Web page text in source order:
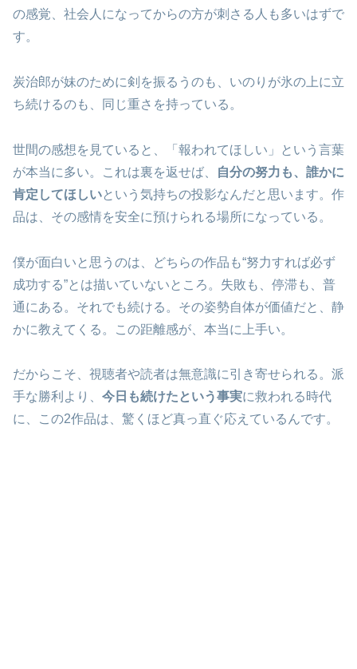
の感覚、社会人になってからの方が刺さる人も多いはずで
す。
炭治郎が妹のために剣を振るうのも、いのりが氷の上に立
ち続けるのも、同じ重さを持っている。
世間の感想を見ていると、「報われてほしい」という言葉
が本当に多い。これは裏を返せば、
自分の努力も、誰かに
肯定してほしいという気持ちの投影なんだと思います。作
品は、その感情を安全に預けられる場所になっている。
僕が面白いと思うのは、どちらの作品も“努力すれば必ず
成功する”とは描いていないところ。失敗も、停滞も、普
通にある。それでも続ける。その姿勢自体が価値だと、静
かに教えてくる。この距離感が、本当に上手い。
だからこそ、視聴者や読者は無意識に引き寄せられる。派
手な勝利より、 今日も続けたという事実に救われる時代
に、この2作品は、驚くほど真っ直ぐ応えているんです。